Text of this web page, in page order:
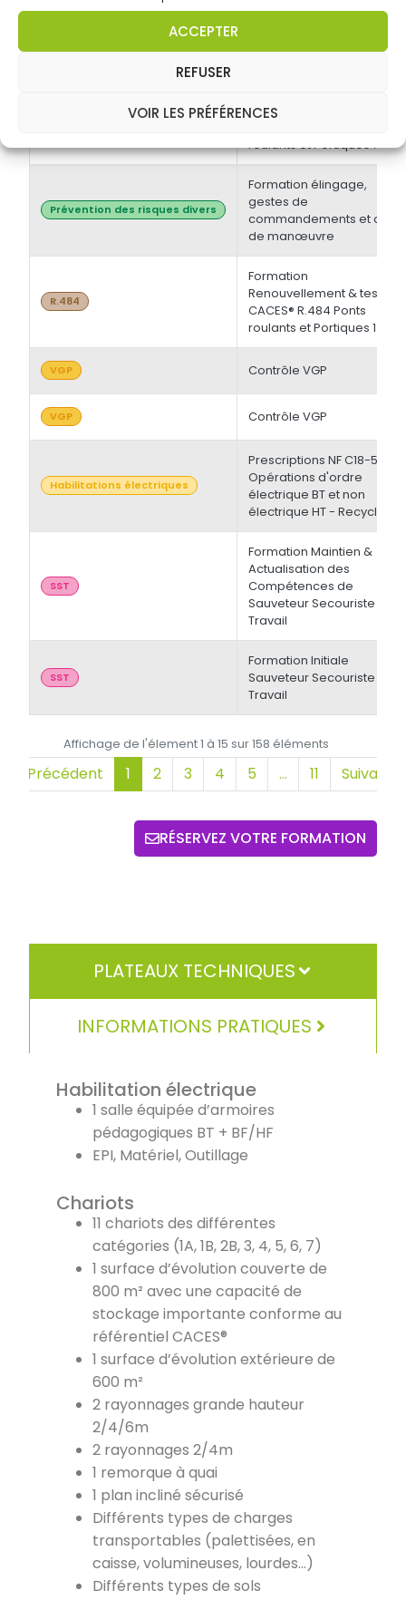
ACCEPTER
REFUSER
VOIR LES PRÉFÉRENCES
Manoeuvre -
Formation Initiale & tests
roulants et Portiques 1
Prévention des risques divers
Formation élingage,
gestes de
commandements et chef
de manœuvre
R.484
Formation
Renouvellement & tests
CACES® R.484 Ponts
roulants et Portiques 1
VGP Contrôle VGP
VGP Contrôle VGP
Habilitations électriques
Prescriptions NF C18-510 -
Opérations d'ordre
électrique BT et non
électrique HT - Recyclage
SST
Formation Maintien &
Actualisation des
Compétences de
Sauveteur Secouriste du
Travail
SST
Formation Initiale
Sauveteur Secouriste du
Travail
Affichage de l'élement 1 à 15 sur 158 éléments
Précédent 1 2 3 4 5 … 11 Suivant
RÉSERVEZ VOTRE FORMATION
PLATEAUX TECHNIQUES
INFORMATIONS PRATIQUES
Habilitation électrique
1 salle équipée d’armoires
pédagogiques BT + BF/HF
EPI, Matériel, Outillage
Chariots
11 chariots des différentes
catégories (1A, 1B, 2B, 3, 4, 5, 6, 7)
1 surface d’évolution couverte de
800 m² avec une capacité de
stockage importante conforme au
référentiel CACES®
1 surface d’évolution extérieure de
600 m²
2 rayonnages grande hauteur
2/4/6m
2 rayonnages 2/4m
1 remorque à quai
1 plan incliné sécurisé
Différents types de charges
transportables (palettisées, en
caisse, volumineuses, lourdes…)
Différents types de sols